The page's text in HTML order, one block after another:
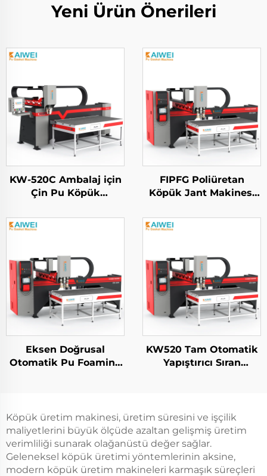
Yeni Ürün Önerileri
KW-520C Ambalaj için
Çin Pu Köpük
Poliüretan Yüksek
Basınçlı Dökme
FIPFG Poliüretan
Köpük Jant Makinesi
Karıştırma Başlığı
Eksen Doğrusal
Otomatik Pu Foaming
Sigit Yapıştırma
Makinesi
KW520 Tam Otomatik
Yapıştırıcı Sıran
Makinesi Pu Yuva
Yapma Makinesi
Köpük üretim makinesi, üretim süresini ve işçilik
maliyetlerini büyük ölçüde azaltan gelişmiş üretim
verimliliği sunarak olağanüstü değer sağlar.
Geleneksel köpük üretimi yöntemlerinin aksine,
modern köpük üretim makineleri karmaşık süreçleri